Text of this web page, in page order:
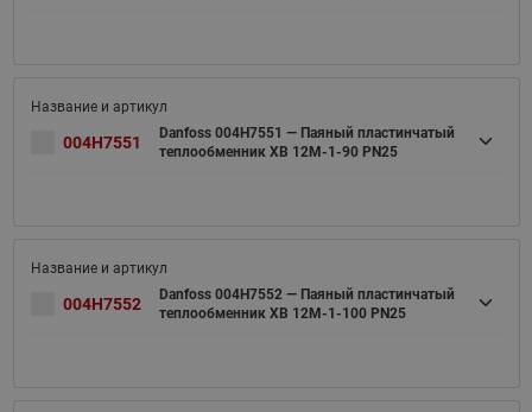
004H7551
Danfoss 004H7551 — Паяный пластинчатый
теплообменник XB 12M-1-90 PN25
004H7552
Danfoss 004H7552 — Паяный пластинчатый
теплообменник XB 12M-1-100 PN25